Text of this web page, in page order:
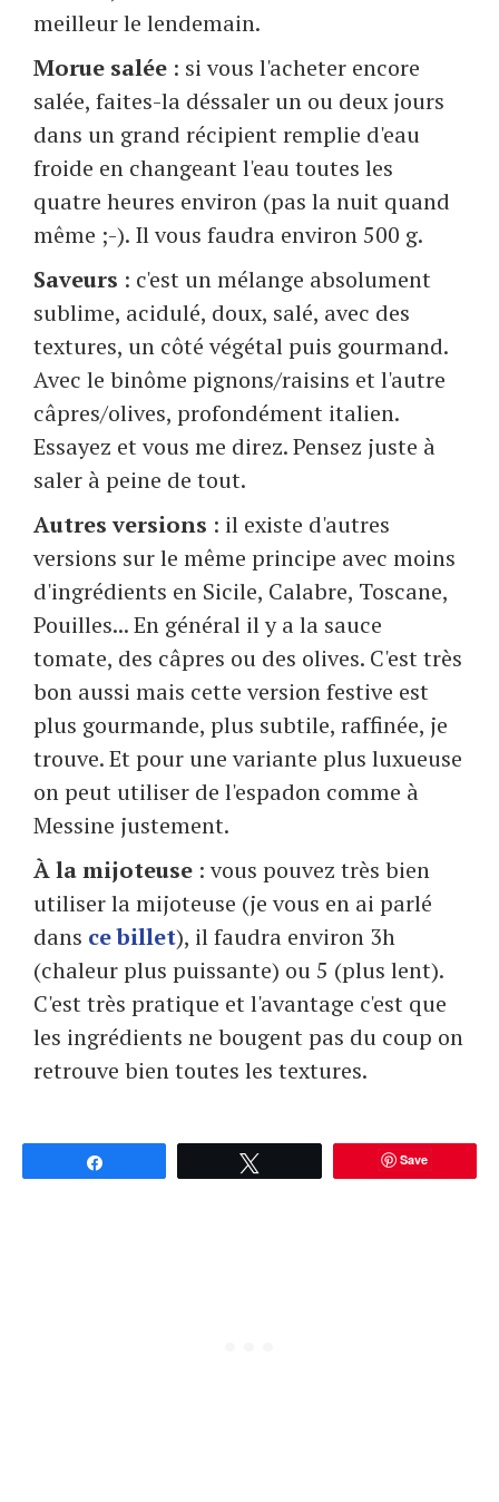
meilleur le lendemain.
Morue salée : si vous l'acheter encore
salée, faites-la déssaler un ou deux jours
dans un grand récipient remplie d'eau
froide en changeant l'eau toutes les
quatre heures environ (pas la nuit quand
même ;-). Il vous faudra environ 500 g.
Saveurs : c'est un mélange absolument
sublime, acidulé, doux, salé, avec des
textures, un côté végétal puis gourmand.
Avec le binôme pignons/raisins et l'autre
câpres/olives, profondément italien.
Essayez et vous me direz. Pensez juste à
saler à peine de tout.
Autres versions : il existe d'autres
versions sur le même principe avec moins
d'ingrédients en Sicile, Calabre, Toscane,
Pouilles... En général il y a la sauce
tomate, des câpres ou des olives. C'est très
bon aussi mais cette version festive est
plus gourmande, plus subtile, raffinée, je
trouve. Et pour une variante plus luxueuse
on peut utiliser de l'espadon comme à
Messine justement.
À la mijoteuse : vous pouvez très bien
utiliser la mijoteuse (je vous en ai parlé
dans ce billet), il faudra environ 3h
(chaleur plus puissante) ou 5 (plus lent).
C'est très pratique et l'avantage c'est que
les ingrédients ne bougent pas du coup on
retrouve bien toutes les textures.
Save